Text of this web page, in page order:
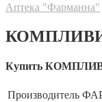
Аптека "Фарманна"
Купить
Производитель